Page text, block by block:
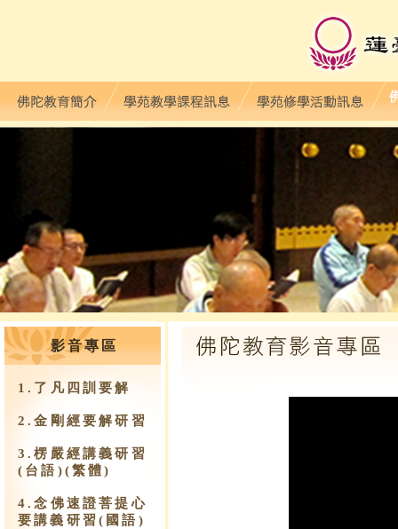
影音專區
1.了凡四訓要解
2.金剛經要解研習
3.楞嚴經講義研習
(台語)(繁體)
4.念佛速證菩提心
要講義研習(國語)